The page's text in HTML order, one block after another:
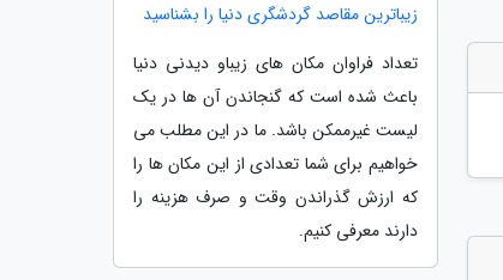
زیباترین مقاصد گردشگری دنیا را بشناسید
تعداد فراوان مکان های زیباو دیدنی دنیا
باعث شده است که گنجاندن آن ها در یک
لیست غیرممکن باشد. ما در این مطلب می
خواهیم برای شما تعدادی از این مکان ها را
که ارزش گذراندن وقت و صرف هزینه را
دارند معرفی کنیم.